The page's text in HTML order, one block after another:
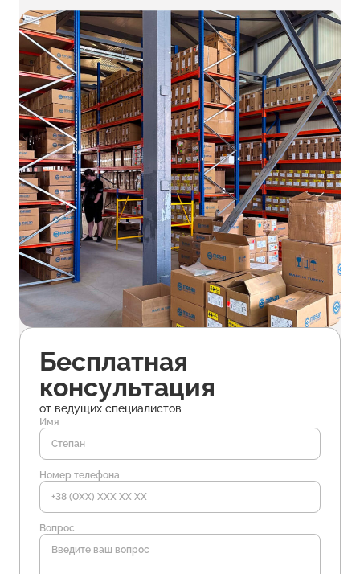
Бесплатная
консультация
от ведущих специалистов
Имя
Номер телефона
Вопрос